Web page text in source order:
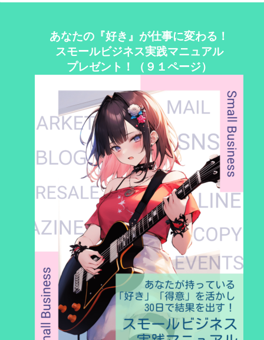
あなたの『好き』が仕事に変わる！
スモールビジネス実践マニュアル
プレゼント！（９１ページ）